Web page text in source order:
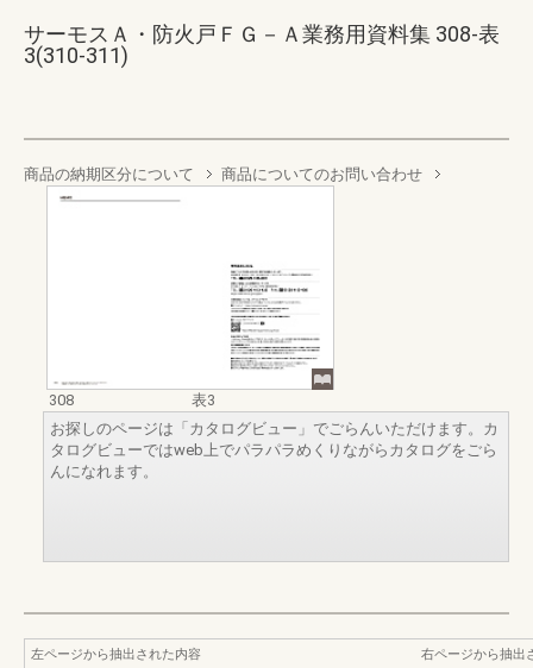
サーモスＡ・防火戸ＦＧ－Ａ業務用資料集 308-表
3(310-311)
商品の納期区分について 商品についてのお問い合わせ
308
表3
お探しのページは「カタログビュー」でごらんいただけます。カ
タログビューではweb上でパラパラめくりながらカタログをごら
んになれます。
左ページから抽出された内容
右ページから抽出